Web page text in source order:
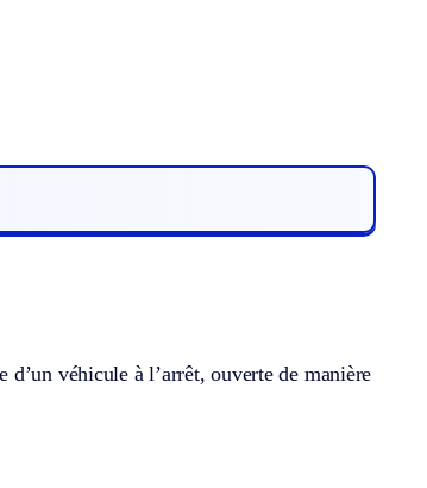
véhicule à l’arrêt, ouverte de manière